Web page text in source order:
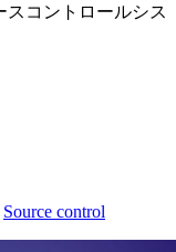
スコントロールシス
Source control